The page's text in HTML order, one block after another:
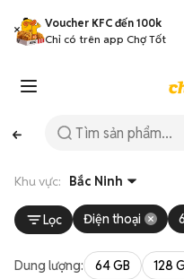
Voucher KFC đến 100k
Chỉ có trên app Chợ Tốt
Khu vực: Bắc Ninh
Lọc Điện thoại
Dung lượng: 64 GB 128